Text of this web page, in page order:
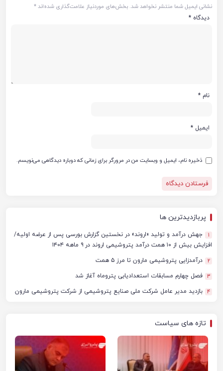
نشانی ایمیل شما منتشر نخواهد شد. بخش‌های موردنیاز علامت‌گذاری شده‌اند*
دیدگاه *
نام *
ایمیل *
ذخیره نام، ایمیل و وبسایت من در مرورگر برای زمانی که دوباره دیدگاهی می‌نویسم.
پربازدیدترین ها
1
جهش درآمد و تولید «اروند» در نخستین گزارش بورسی پس از عرضه اولیه/
افزایش بیش از ۱۰ همت درآمد پتروشیمی اروند در ۹ ماهه ۱۴۰۴
2 درآمدزایی پتروشیمی مارون تا مرز ۵ همت
3 فصل چهارم مسابقات استعدادیابی پتروماه آغاز شد
4 بازدید مدیر عامل شرکت ملی صنایع پتروشیمی از شرکت پتروشیمی مارون
تازه های سیاست